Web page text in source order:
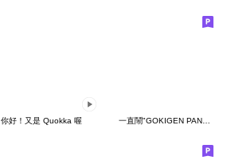
你好！又是 Quokka 喔 一直鬧"GOKIGEN PANDA" 台灣版